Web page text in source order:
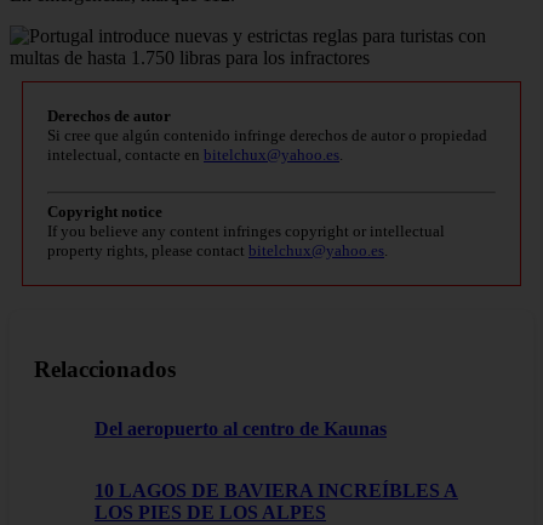
Derechos de autor
Si cree que algún contenido infringe derechos de autor o propiedad
intelectual, contacte en bitelchux@yahoo.es
Copyright notice
If you believe any content infringes copyright or intellectual
property rights, please contact bitelchux@yahoo.es
Relaccionados
Del aeropuerto al centro de Kaunas
10 LAGOS DE BAVIERA INCREÍBLES A
LOS PIES DE LOS ALPES